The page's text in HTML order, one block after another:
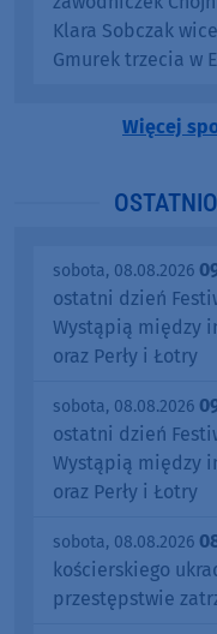
Klara Sobczak
Gmurek trzecia w
Więcej
sobota, 08.08.2026
ostatni dzień
Wystąpią między
oraz Perły i Łotry
sobota, 08.08.2026
ostatni dzień
Wystąpią między
oraz Perły i Łotry
sobota, 08.08.2026
kościerskiego
przestępstwie